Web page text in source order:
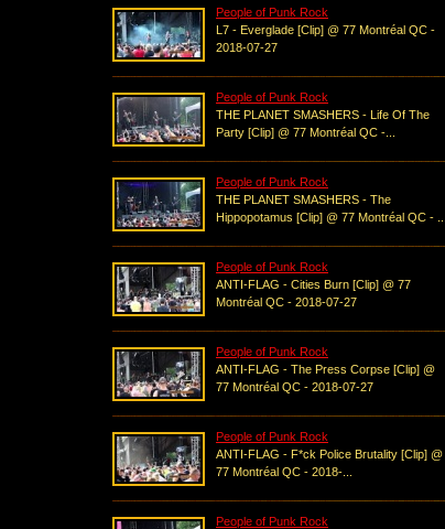
People of Punk Rock
L7 - Everglade [Clip] @ 77 Montréal QC -
2018-07-27
People of Punk Rock
THE PLANET SMASHERS - Life Of The
Party [Clip] @ 77 Montréal QC -...
People of Punk Rock
THE PLANET SMASHERS - The
Hippopotamus [Clip] @ 77 Montréal QC - ...
People of Punk Rock
ANTI-FLAG - Cities Burn [Clip] @ 77
Montréal QC - 2018-07-27
People of Punk Rock
ANTI-FLAG - The Press Corpse [Clip] @
77 Montréal QC - 2018-07-27
People of Punk Rock
ANTI-FLAG - F*ck Police Brutality [Clip] @
77 Montréal QC - 2018-...
People of Punk Rock